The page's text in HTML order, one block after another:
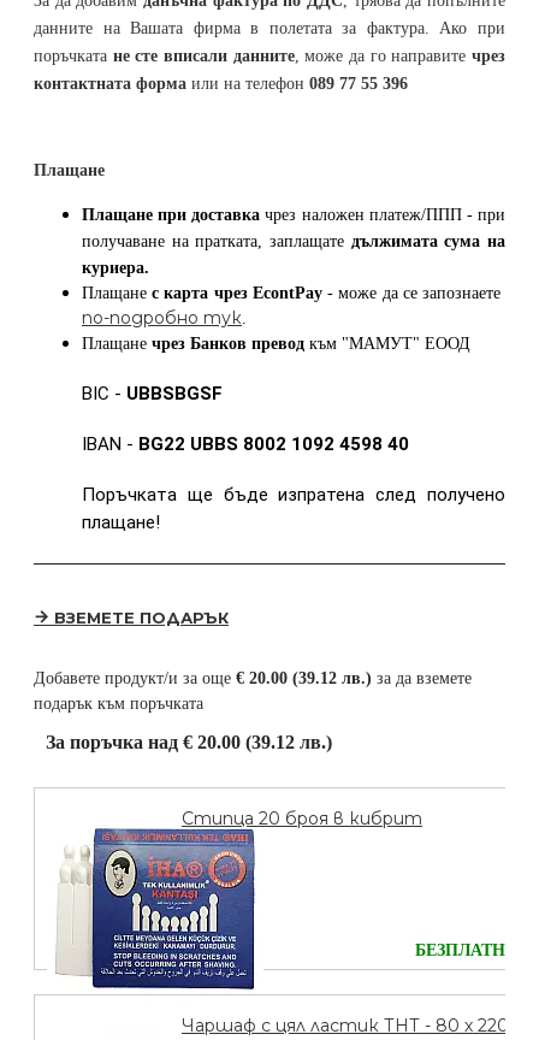
данните на Вашата фирма в полетата за фактура. Ако при
поръчката не сте вписали данните, може да го направитечрез
контактната форма или на телефон 089 77 55 396
Плащане
Плащане при доставка чрез наложен платеж/ППП - при
получаване на пратката, заплащате дължимата сума на
куриера.
Плащанес карта чрез EcontPay- може да се запознаете
по-подробно тук.
Плащане чрез Банков превод към "МАМУТ" ЕООД
BIC - UBBSBGSF
IBAN - BG22 UBBS 8002 1092 4598 40
Поръчката ще бъде изпратена след получено
плащане!
ВЗЕМЕТЕ ПОДАРЪК
Добавете продукт/и за още € 20.00 (39.12 лв.) за да вземете
подарък към поръчката
За поръчка над € 20.00 (39.12 лв.)
Стипца 20 броя в кибрит
БЕЗПЛАТНО
Чаршаф с цял ластик ТНТ - 80 х 220